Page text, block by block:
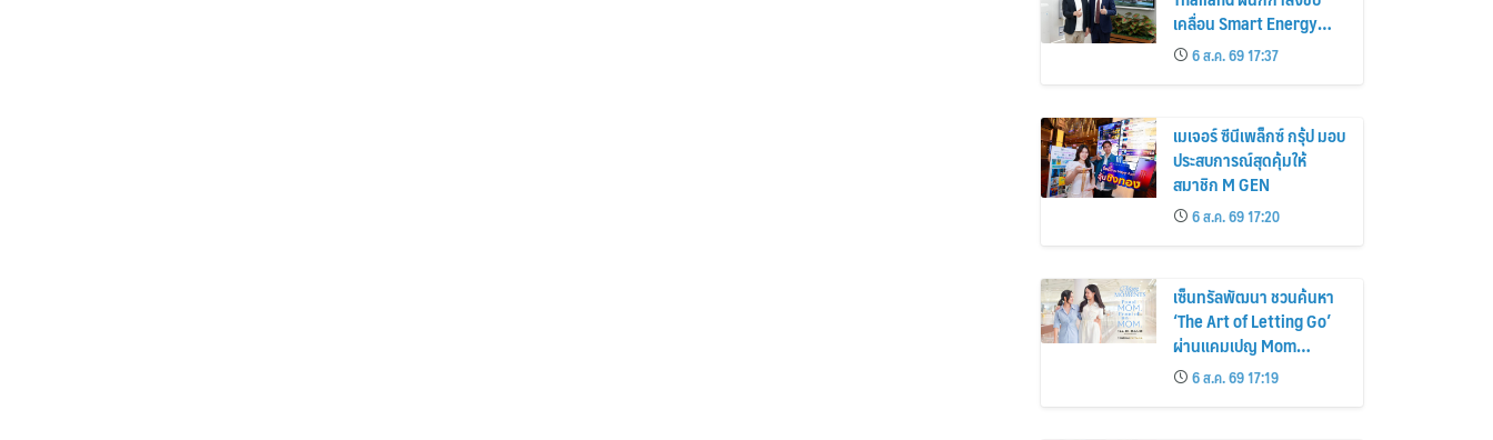
เคลื่อน Smart Energy
Ecosystem เชื่อม GAC
GN8 PHEV รถยนต์ MPV
ระดับพรีเมียม เข้ากับ
พลังงานแสงอาทิตย์ภายใน
บ้าน
6 ส.ค. 69 17:37
เมเจอร์ ซีนีเพล็กซ์ กรุ้ป มอบ
ประสบการณ์สุดคุ้มให้
สมาชิก M GEN
6 ส.ค. 69 17:20
เซ็นทรัลพัฒนา ชวนค้นหา
‘The Art of Letting Go’
ผ่านแคมเปญ Mom
Moments: Proud Mom.
Proud of My Mom.
6 ส.ค. 69 17:19